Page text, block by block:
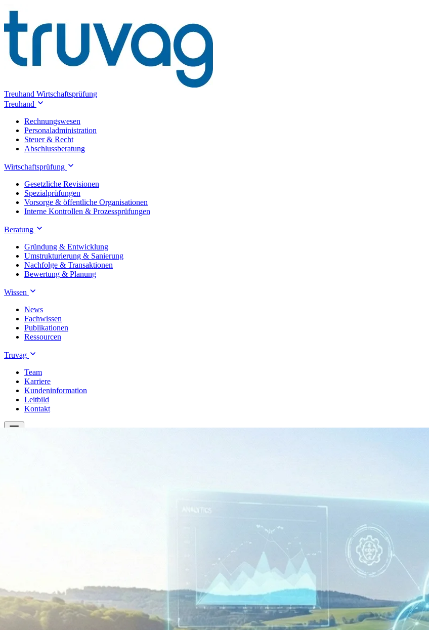
Treuhand Wirtschaftsprüfung
Treuhand
Rechnungswesen
Personaladministration
Steuer & Recht
Abschlussberatung
Wirtschaftsprüfung
Gesetzliche Revisionen
Spezialprüfungen
Vorsorge & öffentliche Organisationen
Interne Kontrollen & Prozessprüfungen
Beratung
Gründung & Entwicklung
Umstrukturierung & Sanierung
Nachfolge & Transaktionen
Bewertung & Planung
Wissen
News
Fachwissen
Publikationen
Ressourcen
Truvag
Team
Karriere
Kundeninformation
Leitbild
Kontakt
Gesetzliche Revisionen
Spezialprüfungen
Vorsorge & öffentliche Organisationen
Interne Kontrollen & Prozessprüfungen